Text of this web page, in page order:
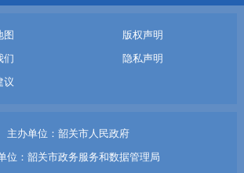
图
版权声明
们
隐私声明
议
主办单位：韶关市人民政府
位：韶关市政务服务和数据管理局